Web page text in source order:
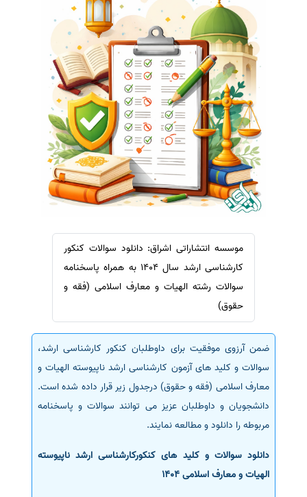
ترجمه عربی به فارسی
مشاهده همه زبان ها
سفارش ویرایش
سفارش پارافریز
سفارش فرمت‌بندی
سفارش کاهش کمیت
سفارش معرفی مجله
سفارش معرفی مقاله
سفارش معرفی کتاب
سفارش چکیده مبسوط
سفارش ترجمه مولتی‌مدیا
سفارش گویندگی
سفارش تولید محتوا
سفارش ترجمه همزمان
سفارش چکیده گرافیکی
سفارش تهیه کاورلتر
سفارش انگیزه‌نامه‌SOP
موسسه انتشاراتی اشراق: دانلود سوالات کنکور
کارشناسی ارشد سال 1404 به همراه پاسخنامه
سوالات رشته الهیات و معارف اسلامی (فقه و
حقوق)
ضمن آرزوی موفقیت برای داوطلبان کنکور کارشناسی ارشد،
سوالات و کلید های آزمون کارشناسی ارشد ناپیوسته الهیات و
معارف اسلامی (فقه و حقوق) درجدول زیر قرار داده شده است.
دانشجویان و داوطلبان عزیز می توانند سوالات و پاسخنامه
مربوطه را دانلود و مطالعه نمایند.
دانلود سوالات و کلید های کنکورکارشناسی ارشد ناپیوسته
الهیات و معارف اسلامی 1404